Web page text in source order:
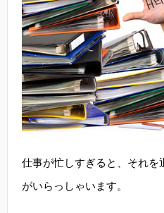
仕事が忙しすぎると、それを
がいらっしゃいます。